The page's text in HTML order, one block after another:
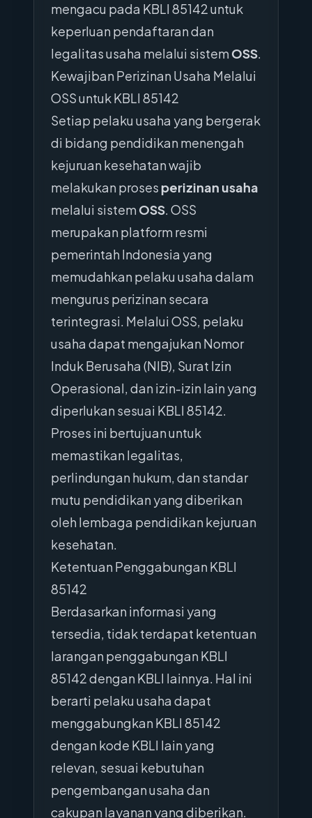
mengacu pada KBLI 85142 untuk
keperluan pendaftaran dan
legalitas usaha melalui sistem OSS.
Kewajiban Perizinan Usaha Melalui
OSS untuk KBLI 85142
Setiap pelaku usaha yang bergerak
di bidang pendidikan menengah
kejuruan kesehatan wajib
melakukan proses perizinan usaha
melalui sistem OSS. OSS
merupakan platform resmi
pemerintah Indonesia yang
memudahkan pelaku usaha dalam
mengurus perizinan secara
terintegrasi. Melalui OSS, pelaku
usaha dapat mengajukan Nomor
Induk Berusaha (NIB), Surat Izin
Operasional, dan izin-izin lain yang
diperlukan sesuai KBLI 85142.
Proses ini bertujuan untuk
memastikan legalitas,
perlindungan hukum, dan standar
mutu pendidikan yang diberikan
oleh lembaga pendidikan kejuruan
kesehatan.
Ketentuan Penggabungan KBLI
85142
Berdasarkan informasi yang
tersedia, tidak terdapat ketentuan
larangan penggabungan KBLI
85142 dengan KBLI lainnya. Hal ini
berarti pelaku usaha dapat
menggabungkan KBLI 85142
dengan kode KBLI lain yang
relevan, sesuai kebutuhan
pengembangan usaha dan
cakupan layanan yang diberikan.